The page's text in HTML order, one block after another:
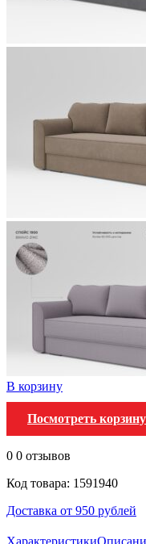
В корзину
Посмотреть корзину
0 0 отзывов
Код товара: 1591940
Доставка от 950 рублей